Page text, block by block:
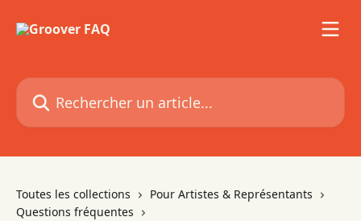
Rechercher un article...
Toutes les collections
Pour Artistes & Représentants
Questions fréquentes